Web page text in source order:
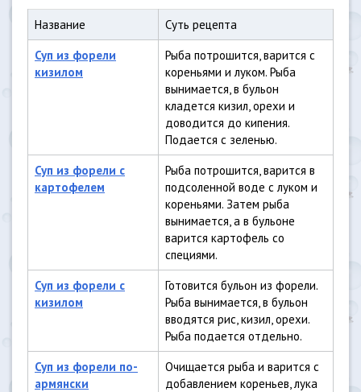
Название
Суть рецепта
Суп из форели
кизилом
Рыба потрошится, варится с
кореньями и луком. Рыба
вынимается, в бульон
кладется кизил, орехи и
доводится до кипения.
Подается с зеленью.
Суп из форели с
картофелем
Рыба потрошится, варится в
подсоленной воде с луком и
кореньями. Затем рыба
вынимается, а в бульоне
варится картофель со
специями.
Суп из форели с
кизилом
Готовится бульон из форели.
Рыба вынимается, в бульон
вводятся рис, кизил, орехи.
Рыба подается отдельно.
Суп из форели по-
армянски
Очищается рыба и варится с
добавлением кореньев, лука